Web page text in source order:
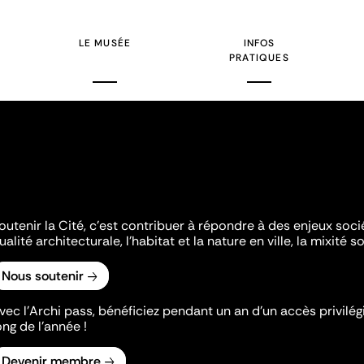
LE MUSÉE
INFOS
PRATIQUES
la Cité, c'est contribuer à répondre à des enjeux
architecturale, l'habitat et la nature en ville, la mixité
Nous soutenir
l’Archi pass, bénéficiez pendant un an d’un accès
de l’année !